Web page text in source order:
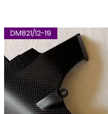
DM821/12-19